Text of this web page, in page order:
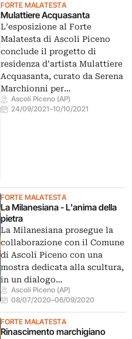
FORTE MALATESTA
Mulattiere Acquasanta
L’esposizione al Forte
Malatesta di Ascoli Piceno
conclude il progetto di
residenza d’artista Mulattiere
Acquasanta, curato da Serena
Marchionni per…
Ascoli Piceno (AP)
24/09/2021–10/10/2021
FORTE MALATESTA
La Milanesiana - L'anima della
pietra
La Milanesiana prosegue la
collaborazione con il Comune
di Ascoli Piceno con una
mostra dedicata alla scultura,
in un dialogo…
Ascoli Piceno (AP)
08/07/2020–06/09/2020
FORTE MALATESTA
Rinascimento marchigiano